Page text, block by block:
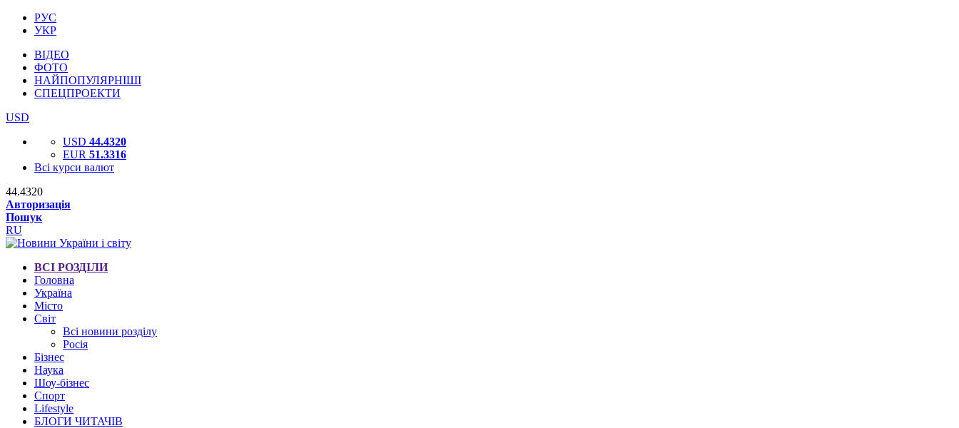
РУС
УКР
ВІДЕО
ФОТО
НАЙПОПУЛЯРНІШІ
СПЕЦПРОЕКТИ
USD
USD 44.4320
EUR 51.3316
Всі курси валют
44.4320
Авторизація
Пошук
RU
ВСІ РОЗДІЛИ
Головна
Україна
Місто
Світ
Всі новини розділу
Росія
Бізнес
Наука
Шоу-бізнес
Спорт
Lifestyle
БЛОГИ ЧИТАЧІВ